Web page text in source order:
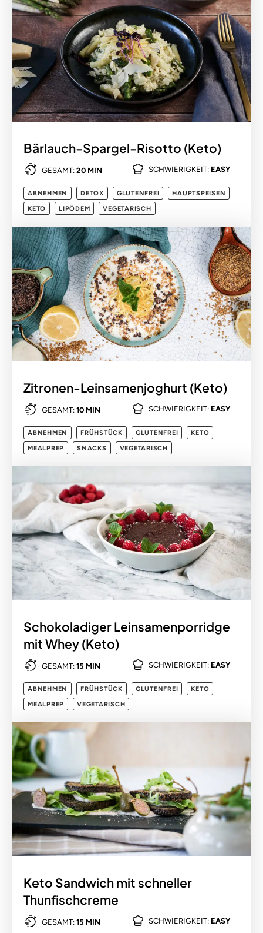
Bärlauch-Spargel-Risotto (Keto)
GESAMT: 20 MIN SCHWIERIGKEIT: EASY
ABNEHMEN DETOX GLUTENFREI
HAUPTSPEISEN
KETO
LIPÖDEM VEGETARISCH
Zitronen-Leinsamenjoghurt (Keto)
GESAMT: 10 MIN SCHWIERIGKEIT: EASY
ABNEHMEN FRÜHSTÜCK GLUTENFREI
KETO
MEALPREP
SNACKS VEGETARISCH
Schokoladiger Leinsamenporridge
mit Whey (Keto)
GESAMT: 15 MIN SCHWIERIGKEIT: EASY
ABNEHMEN FRÜHSTÜCK GLUTENFREI
KETO
MEALPREP
VEGETARISCH
Keto Sandwich mit schneller
Thunfischcreme
GESAMT: 15 MIN SCHWIERIGKEIT: EASY